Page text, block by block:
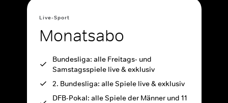
Live-Sport
Monatsabo
Bundesliga: alle Freitags- und
Samstagsspiele live & exklusiv
2. Bundesliga: alle Spiele live & exklusiv
DFB-Pokal: alle Spiele der Männer und 11